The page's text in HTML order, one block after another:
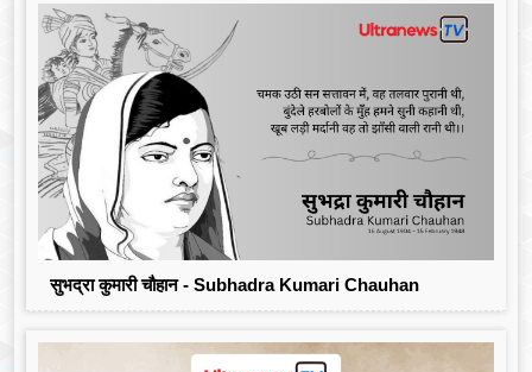
सुभद्रा कुमारी चौहान - Subhadra Kumari Chauhan